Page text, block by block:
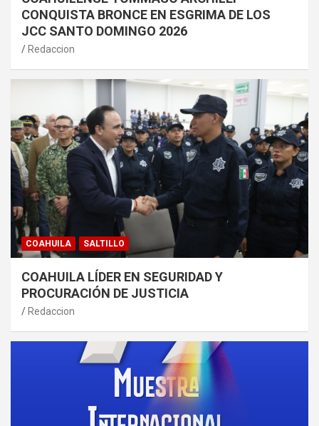
CONQUISTA BRONCE EN ESGRIMA DE LOS
JCC SANTO DOMINGO 2026
Redaccion
COAHUILA SALTILLO
COAHUILA LÍDER EN SEGURIDAD Y
PROCURACIÓN DE JUSTICIA
Redaccion